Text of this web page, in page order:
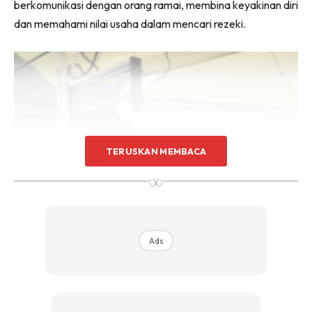
berkomunikasi dengan orang ramai, membina keyakinan diri
dan memahami nilai usaha dalam mencari rezeki.
TERUSKAN MEMBACA
∞
Ads